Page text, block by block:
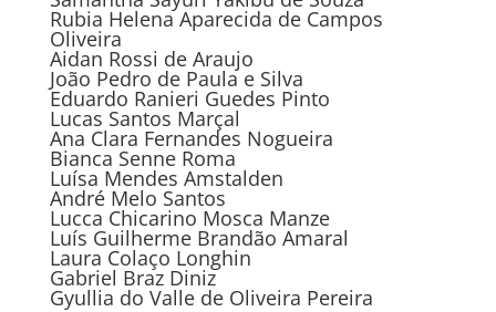
Rubia Helena Aparecida de Campos
Oliveira
Aidan Rossi de Araujo
João Pedro de Paula e Silva
Eduardo Ranieri Guedes Pinto
Lucas Santos Marçal
Ana Clara Fernandes Nogueira
Bianca Senne Roma
Luísa Mendes Amstalden
André Melo Santos
Lucca Chicarino Mosca Manze
Luís Guilherme Brandão Amaral
Laura Colaço Longhin
Gabriel Braz Diniz
Gyullia do Valle de Oliveira Pereira